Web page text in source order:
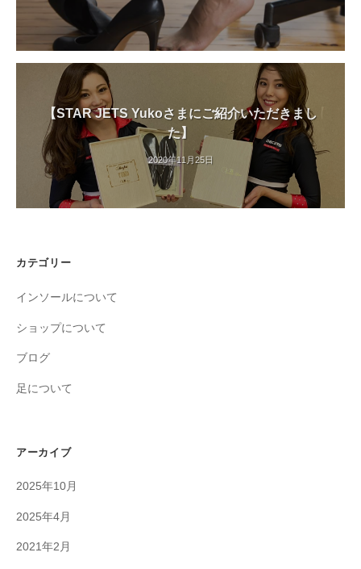
【STAR JETS Yukoさまにご紹介いただきまし
た】
2020年11月25日
カテゴリー
インソールについて
ショップについて
ブログ
足について
アーカイブ
2025年10月
2025年4月
2021年2月